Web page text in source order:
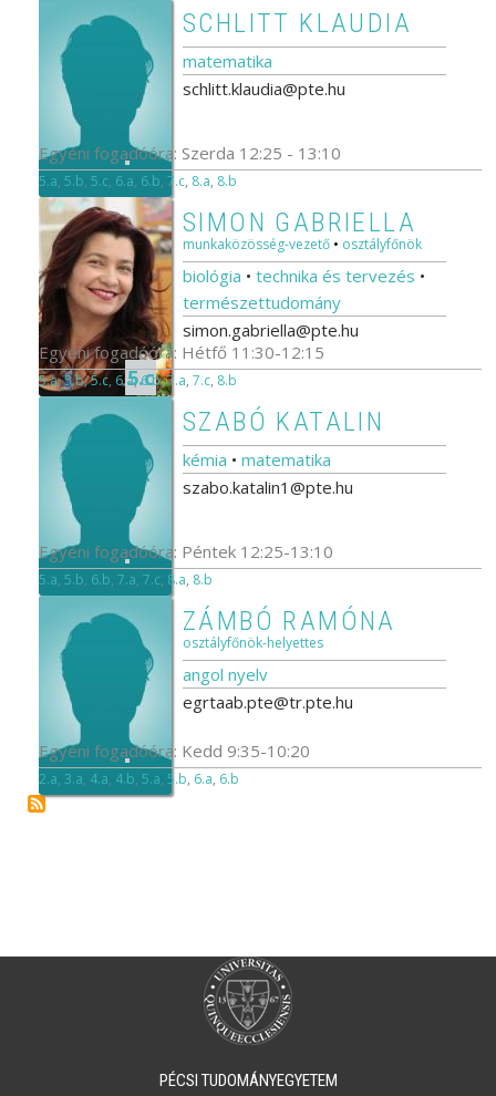
SCHLITT KLAUDIA
matematika
schlitt.klaudia@pte.hu
Egyéni fogadóóra: Szerda 12:25 - 13:10
5.a, 5.b, 5.c, 6.a, 6.b, 7.c, 8.a, 8.b
SIMON GABRIELLA
munkaközösség-vezető • osztályfőnök
biológia • technika és tervezés •
természettudomány
simon.gabriella@pte.hu
Egyéni fogadóóra: Hétfő 11:30-12:15
5.c
5.a,5.b,5.c, 6.a,6.b,7.a, 7.c, 8.b
SZABÓ KATALIN
kémia • matematika
szabo.katalin1@pte.hu
Egyéni fogadóóra: Péntek 12:25-13:10
5.a, 5.b, 6.b, 7.a, 7.c, 8.a, 8.b
ZÁMBÓ RAMÓNA
osztályfőnök-helyettes
angol nyelv
egrtaab.pte@tr.pte.hu
Egyéni fogadóóra: Kedd 9:35-10:20
2.a, 3.a, 4.a, 4.b, 5.a, 5.b, 6.a, 6.b
PÉCSI TUDOMÁNYEGYETEM